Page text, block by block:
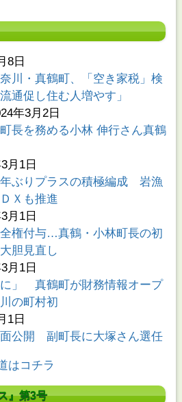
8日
川・真鶴町、「空き家税」検
通促し住む人増やす」
年3月2日
長を務める小林 伸行さん真鶴
月1日
ぶりプラスの積極編成 岩漁
Ｘも推進
月1日
権付与…真鶴・小林町長の初
胆見直し
月1日
に」 真鶴町が財務情報オープ
の町村初
1日
公開 副町長に大塚さん選任
はコチラ
』第3号